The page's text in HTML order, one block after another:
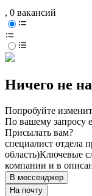
, 0 вакансий
Ничего не
Попробуйте
По вашему запросу
Присылать вам?
специалист отдела
область)Ключевые
компании и в
В мессенджер
На почту